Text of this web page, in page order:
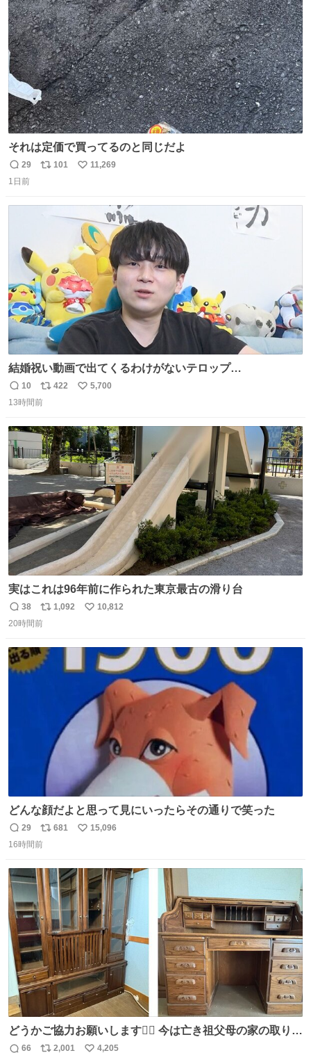
数
それは定価で買ってるのと同じだよ
返
信
29
リ
101
い
11,269
1日前
結婚祝い動画で出てくるわけがないテロップ
youtu.be/4pJ7U22AYtw
返
信
10
リ
ポ
ト
数
422
い
数
5,700
13時間前
実はこれは96年前に作られた東京最古の滑り台
返
信
38
リ
ポ
ト
数
1,092
い
10,812
20時間前
どんな顔だよと思って見にいったらその通りで笑った
返
信
29
リ
ポ
ト
数
681
い
数
15,096
16時間前
どうかご協力お願いします🙇‍♂️ 今は亡き祖父母の家の取り壊
しが決まり、どうしても処分して欲しくない食器棚と机の
66 2,001 4,205